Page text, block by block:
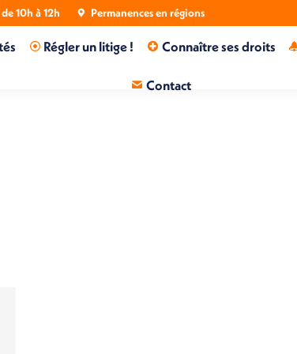
10h à 12h Permanences en régions
Régler un litige ! Connaître ses droits
Contact